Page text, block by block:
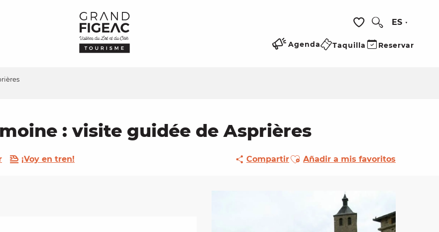
Voir les favoris
ES
Agenda Taquilla Reservar
: visite guidée de Asprières
¡Voy en tren! CompartirAjouter aux favoris
Añadir a mis favoritos